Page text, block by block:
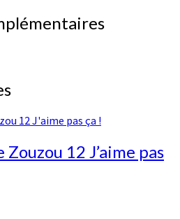
12 J’aime pas